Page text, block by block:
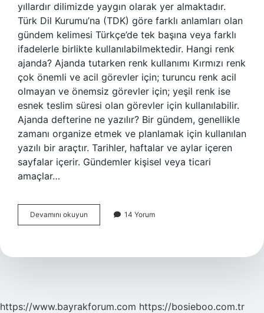
yıllardır dilimizde yaygın olarak yer almaktadır.
Türk Dil Kurumu’na (TDK) göre farklı anlamları olan
gündem kelimesi Türkçe’de tek başına veya farklı
ifadelerle birlikte kullanılabilmektedir. Hangi renk
ajanda? Ajanda tutarken renk kullanımı Kırmızı renk
çok önemli ve acil görevler için; turuncu renk acil
olmayan ve önemsiz görevler için; yeşil renk ise
esnek teslim süresi olan görevler için kullanılabilir.
Ajanda defterine ne yazılır? Bir gündem, genellikle
zamanı organize etmek ve planlamak için kullanılan
yazılı bir araçtır. Tarihler, haftalar ve aylar içeren
sayfalar içerir. Gündemler kişisel veya ticari
amaçlar…
Devamını okuyun
Hangi
14 Yorum
https://www.bayrakforum.com https://bosieboo.com.tr